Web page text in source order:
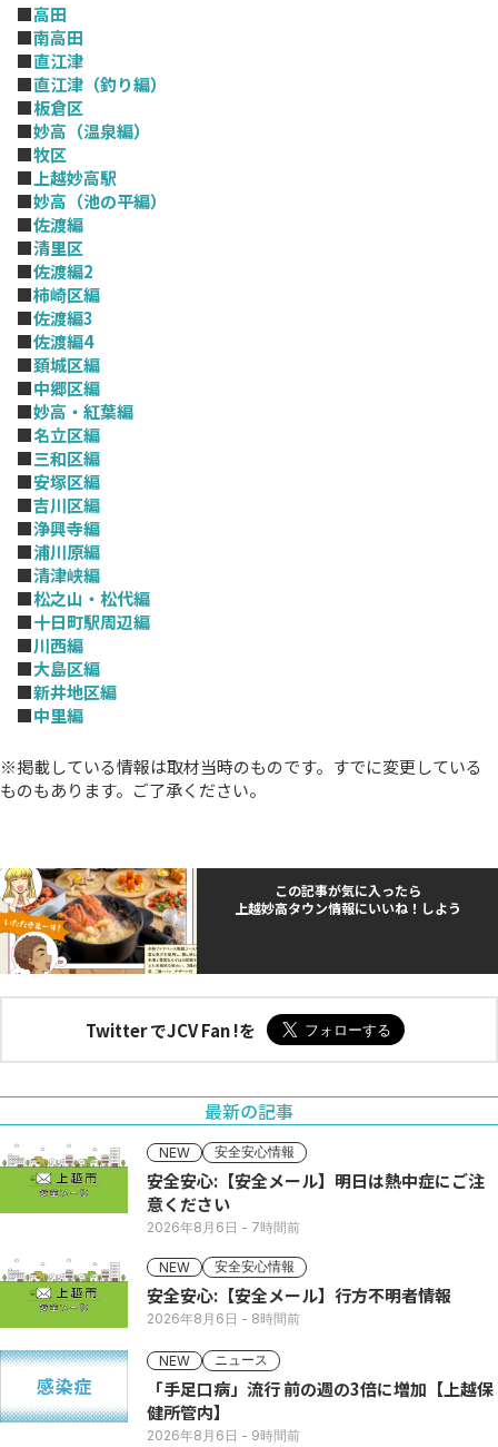
■高田
■南高田
■直江津
■直江津（釣り編）
■板倉区
■妙高（温泉編）
■牧区
■ 上越妙高駅
■妙高（池の平編）
■佐渡編
■清里区
■佐渡編2
■柿崎区編
■佐渡編3
■佐渡編4
■頚城区編
■中郷区編
■妙高・紅葉編
■名立区編
■三和区編
■安塚区編
■吉川区編
■浄興寺編
■浦川原編
■清津峡編
■松之山・松代編
■十日町駅周辺編
■川西編
■大島区編
■新井地区編
■中里編
※掲載している情報は取材当時のものです。すでに変更している
ものもあります。ご了承ください。
この記事が気に入ったら
上越妙高タウン情報にいいね！しよう
Twitter でJCV Fan !を
最新の記事
NEW 安全安心情報
安全安心:【安全メール】明日は熱中症にご注
意ください
2026年8月6日 - 7時間前
NEW 安全安心情報
安全安心:【安全メール】行方不明者情報
2026年8月6日 - 8時間前
NEW ニュース
「手足口病」流行 前の週の3倍に増加【上越保
健所管内】
2026年8月6日 - 9時間前